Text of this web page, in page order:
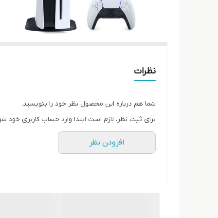
نظرات
شما هم درباره این محصول نظر خود را بنویسید.
برای ثبت نظر، لازم است ابتدا وارد حساب کاربری خود
افزودن نظر